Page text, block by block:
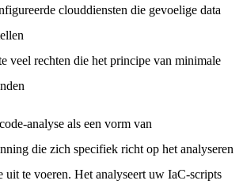
clouddiensten die gevoelige data
veel rechten die het principe van minimale
analyse als een vorm van
die zich specifiek richt op het analyseren
uit te voeren. Het analyseert uw IaC-scripts